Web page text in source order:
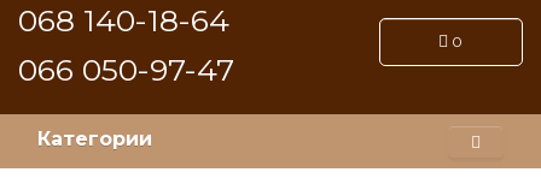
068 140-18-64
066 050-97-47
0
Категории